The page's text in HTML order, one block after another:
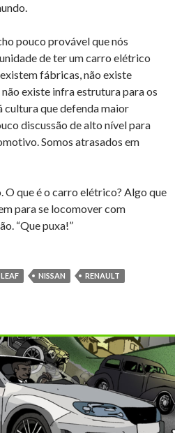
pouco provável que nós
de ter um carro elétrico
fábricas, não existe
existe infra estrutura para os
cultura que defenda maior
discussão de alto nível para
Somos atrasados em
que é o carro elétrico? Algo que
para se locomover com
“Que puxa!”
LEAF NISSAN
RENAULT